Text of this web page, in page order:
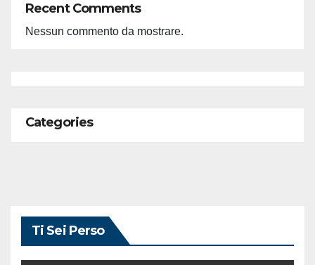
Recent Comments
Nessun commento da mostrare.
Categories
Ti Sei Perso